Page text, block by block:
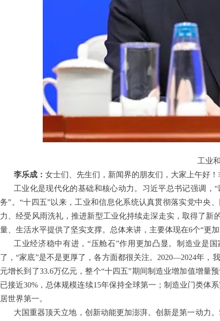
工业
李乐成： 女士们、先生们，新闻界的朋友们，大家上午好
工业化是现代化的基础和核心动力。习近平总书记强调
务”。“十四五”以来，工业和信息化系统认真贯彻落实党中央
力、经受风雨洗礼，推进新型工业化持续走深走实，取得了
量、生活水平提供了坚实支撑。总体来讲，主要体现在6个“更
工业经济稳中有进，“压舱石”作用更加凸显。制造业是
了，“家底”是不是更厚了，各方面都很关注。2020—2024年，
元增长到了33.6万亿元，整个“十四五”期间制造业增加值增量
已接近30%，总体规模连续15年保持全球第一；制造业门类体
居世界第一。
大国重器顶天立地，创新动能更加澎湃。创新是第一动力